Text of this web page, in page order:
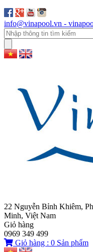
info@vinapool.vn -
22 Nguyễn Bỉnh Khiêm,
Minh, Việt Nam
Giỏ hàng
0969 349 499
Giỏ hàng : 0 Sản phẩm